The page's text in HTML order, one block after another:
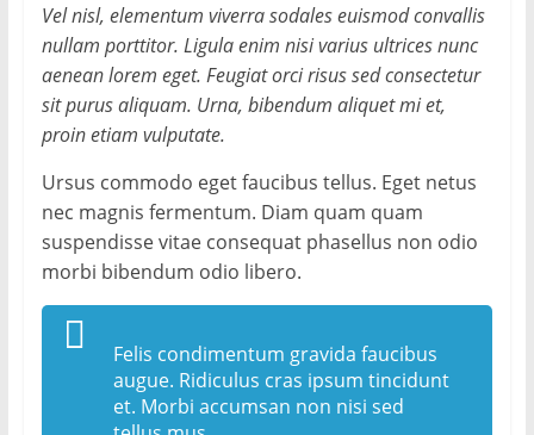
Vel nisl, elementum viverra sodales euismod convallis
nullam porttitor. Ligula enim nisi varius ultrices nunc
aenean lorem eget. Feugiat orci risus sed consectetur
sit purus aliquam. Urna, bibendum aliquet mi et,
proin etiam vulputate.
Ursus commodo eget faucibus tellus. Eget netus
nec magnis fermentum. Diam quam quam
suspendisse vitae consequat phasellus non odio
morbi bibendum odio libero.
Felis condimentum gravida faucibus
augue. Ridiculus cras ipsum tincidunt
et. Morbi accumsan non nisi sed